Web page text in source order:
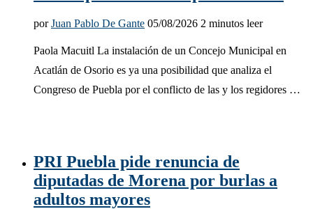
porJuan Pablo De Gante 05/08/2026 2 minutos leer
Paola Macuitl La instalación de un Concejo Municipal en
Acatlán de Osorio es ya una posibilidad que analiza el
Congreso de Puebla por el conflicto de las y los regidores …
PRI Puebla pide renuncia de
diputadas de Morena por burlas a
adultos mayores